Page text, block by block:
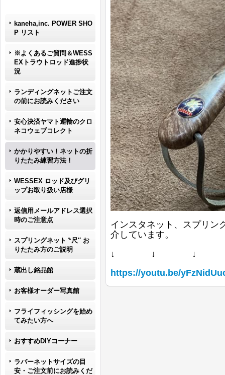
kaneha,inc. POWER SHO
P リスト
※よくあるご質問＆WESS
EXトラウトロッド進捗状
況
ランディングネットご注文
の前にお読みください
安心決済ヤマト運輸のクロ
ネコウェブコレクト
かかりやすい！ネットの折
りたたみ練習方法！
WESSEX ロッド及びグリ
ップお取り扱い店様
返信用メールアドレス選択
時のご注意点
スプリングネット ‶尺″ お
りたたみ方のご説明
蔵出し銘品館
お客様オーダー写真館
フライフィッシングを始め
てみたい方へ
おすすめDIYコーナー
ラバーネットサイズの目
安・ご注文前にお読みくだ
インスタネット、スプリン
介しています。
↓ ↓ ↓
https://youtu.be/